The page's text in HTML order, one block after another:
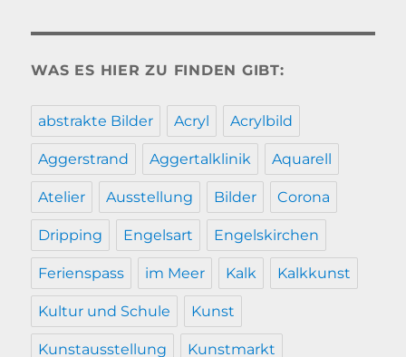
WAS ES HIER ZU FINDEN GIBT:
abstrakte Bilder Acryl Acrylbild
Aggerstrand Aggertalklinik Aquarell
Atelier Ausstellung Bilder Corona
Dripping Engelsart Engelskirchen
Ferienspass im Meer Kalk Kalkkunst
Kultur und Schule Kunst
Kunstausstellung Kunstmarkt